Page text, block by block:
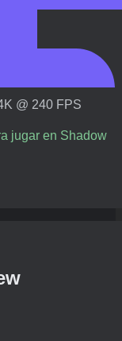
@ 240 FPS
jugar en Shadow